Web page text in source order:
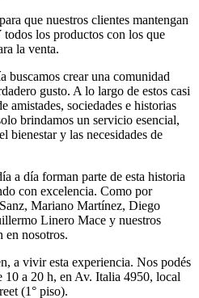
que nuestros clientes mantengan
los productos con los que
la venta.
buscamos crear una comunidad
gusto. A lo largo de estos casi
amistades, sociedades e historias
brindamos un servicio esencial,
bienestar y las necesidades de
a día forman parte de esta historia
con excelencia. Como por
Mariano Martínez, Diego
Linero Mace y nuestros
en nosotros.
a vivir esta experiencia. Nos podés
10 a 20 h, en Av. Italia 4950, local
(1° piso).